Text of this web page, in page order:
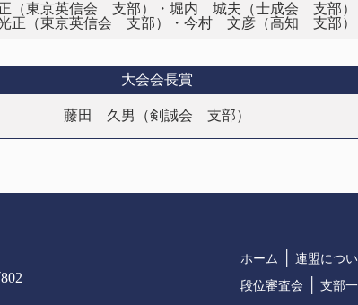
（東京英信会 支部）・堀内 城夫（士成会 支部
正（東京英信会 支部）・今村 文彦（高知 支部
大会会長賞
藤田 久男（剣誠会 支部）
ホーム
連盟につ
段位審査会
支部